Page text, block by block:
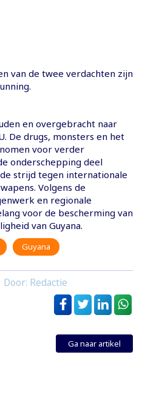
van de twee verdachten zijn
en overgebracht naar
De drugs, monsters en het
voor verder
onderschepping deel
strijd tegen internationale
Volgens de
en regionale
voor de bescherming van
van Guyana.
Guyana
Redactie
Ga naar artikel